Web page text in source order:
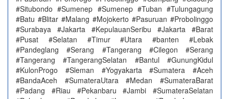
#Situbondo #Sumenep #Sumenep #Tuban #Tulungagung
#Batu #Blitar #Malang #Mojokerto #Pasuruan #Probolinggo
#Surabaya #Jakarta #KepulauanSeribu #Jakarta #Barat
#Pusat #Selatan #Timur #Utara #banten #Lebak
#Pandeglang #Serang #Tangerang #Cilegon #Serang
#Tangerang #TangerangSelatan #Bantul #GunungKidul
#KulonProgo #Sleman #Yogyakarta #Sumatera #Aceh
#BandaAceh #SumateraUtara #Medan #SumateraBarat
#Padang #Riau #Pekanbaru #Jambi #SumateraSelatan